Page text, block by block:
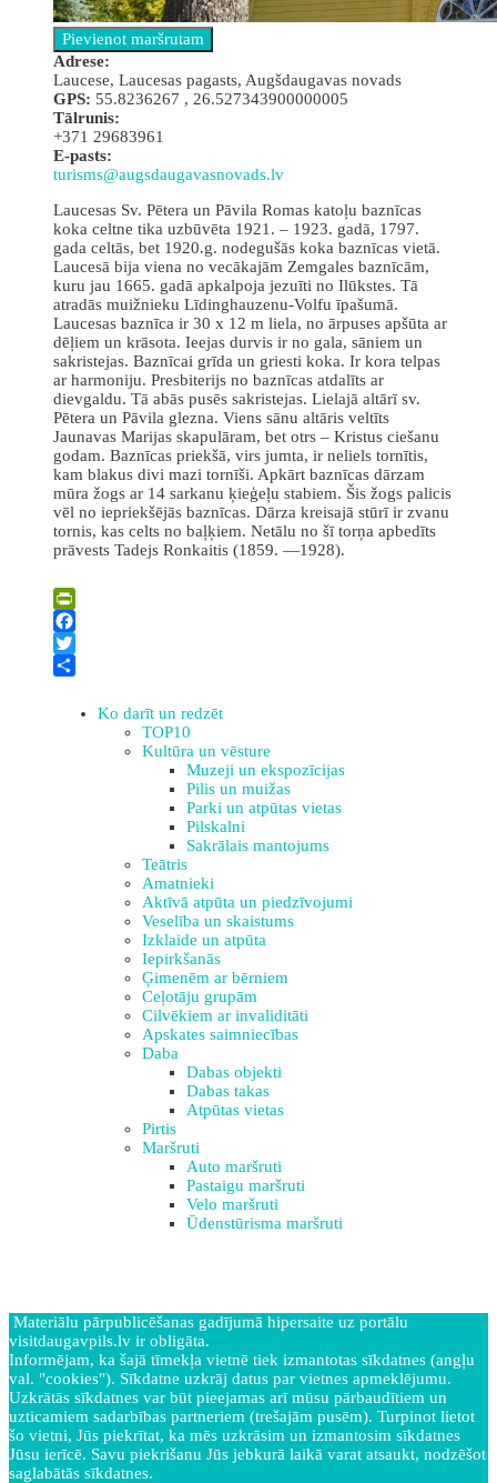
Аdrese:
Laucese, Laucesas pagasts, Augšdaugavas novads
GPS: 55.8236267 , 26.527343900000005
Tālrunis:
+371 29683961
E-pasts:
turisms@augsdaugavasnovads.lv
Laucesas Sv. Pētera un Pāvila Romas katoļu baznīcas
koka celtne tika uzbūvēta 1921. – 1923. gadā, 1797.
gada celtās, bet 1920.g. nodegušās koka baznīcas vietā.
Laucesā bija viena no vecākajām Zemgales baznīcām,
kuru jau 1665. gadā apkalpoja jezuīti no Ilūkstes. Tā
atradās muižnieku Līdinghauzenu-Volfu īpašumā.
Laucesas baznīca ir 30 x 12 m liela, no ārpuses apšūta ar
dēļiem un krāsota. Ieejas durvis ir no gala, sāniem un
sakristejas. Baznīcai grīda un griesti koka. Ir kora telpas
ar harmoniju. Presbiterijs no baznīcas atdalīts ar
dievgaldu. Tā abās pusēs sakristejas. Lielajā altārī sv.
Pētera un Pāvila glezna. Viens sānu altāris veltīts
Jaunavas Marijas skapulāram, bet otrs – Kristus ciešanu
godam. Baznīcas priekšā, virs jumta, ir neliels tornītis,
kam blakus divi mazi tornīši. Apkārt baznīcas dārzam
mūra žogs ar 14 sarkanu ķieģeļu stabiem. Šis žogs palicis
vēl no iepriekšējās baznīcas. Dārza kreisajā stūrī ir zvanu
tornis, kas celts no baļķiem. Netālu no šī torņa apbedīts
prāvests Tadejs Ronkaitis (1859. —1928).
PrintFriendly
Facebook
Twitter
Ko darīt un redzēt
TOP10
Kultūra un vēsture
Muzeji un ekspozīcijas
Pilis un muižas
Parki un atpūtas vietas
Pilskalni
Sakrālais mantojums
Teātris
Amatnieki
Aktīvā atpūta un piedzīvojumi
Veselība un skaistums
Izklaide un atpūta
Iepirkšanās
Ģimenēm ar bērniem
Ceļotāju grupām
Cilvēkiem ar invaliditāti
Apskates saimniecības
Daba
Dabas objekti
Dabas takas
Atpūtas vietas
Pirtis
Maršruti
Auto maršruti
Pastaigu maršruti
Velo maršruti
Ūdenstūrisma maršruti
Materiālu pārpublicēšanas gadījumā hipersaite uz portālu
visitdaugavpils.lv ir obligāta.
Informējam, ka šajā tīmekļa vietnē tiek izmantotas sīkdatnes (angļu
val. "cookies"). Sīkdatne uzkrāj datus par vietnes apmeklējumu.
Uzkrātās sīkdatnes var būt pieejamas arī mūsu pārbaudītiem un
uzticamiem sadarbības partneriem (trešajām pusēm). Turpinot lietot
šo vietni, Jūs piekrītat, ka mēs uzkrāsim un izmantosim sīkdatnes
Jūsu ierīcē. Savu piekrišanu Jūs jebkurā laikā varat atsaukt, nodzēšot
saglabātās sīkdatnes.